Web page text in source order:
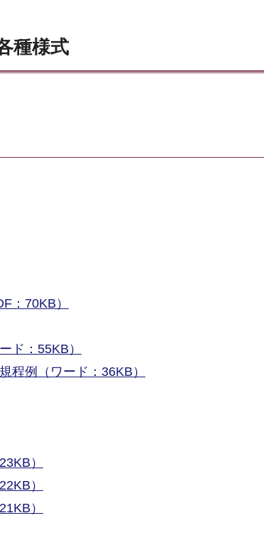
種様式
：70KB）
ド：55KB）
程例（ワード：36KB）
）
）
）